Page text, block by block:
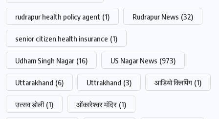
rudrapur health policy agent (1) Rudrapur News (32)
senior citizen health insurance (1)
Udham Singh Nagar (16) US Nagar News (973)
Uttarakhand (6) Uttrakhand (3) आडियो क्लिपिंग (1)
उत्सव डोली (1) ओंकारेश्वर मंदिर (1)